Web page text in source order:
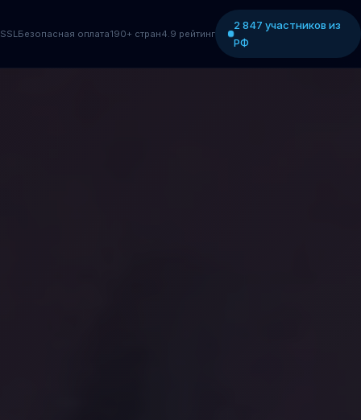
SSL Безопасная оплата190+ стран4.9 рейтинг
2 847 участников из
РФ